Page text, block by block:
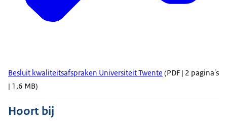
Besluit kwaliteitsafspraken Universiteit Twente (PDF | 2 pagina's
| 1,6 MB)
Hoort bij